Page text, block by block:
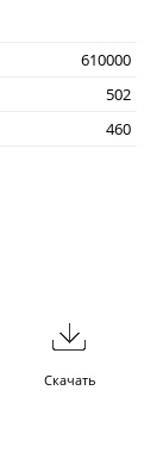
610000
502
460
Скачать